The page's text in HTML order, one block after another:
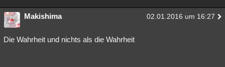
Makishima 02.01.2016 um 16:27
Die Wahrheit und nichts als die Wahrheit